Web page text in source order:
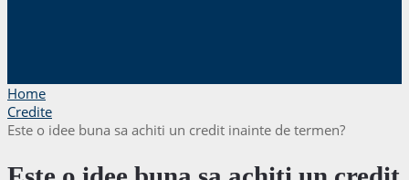
Home
Credite
Este o idee buna sa achiti un credit inainte de termen?